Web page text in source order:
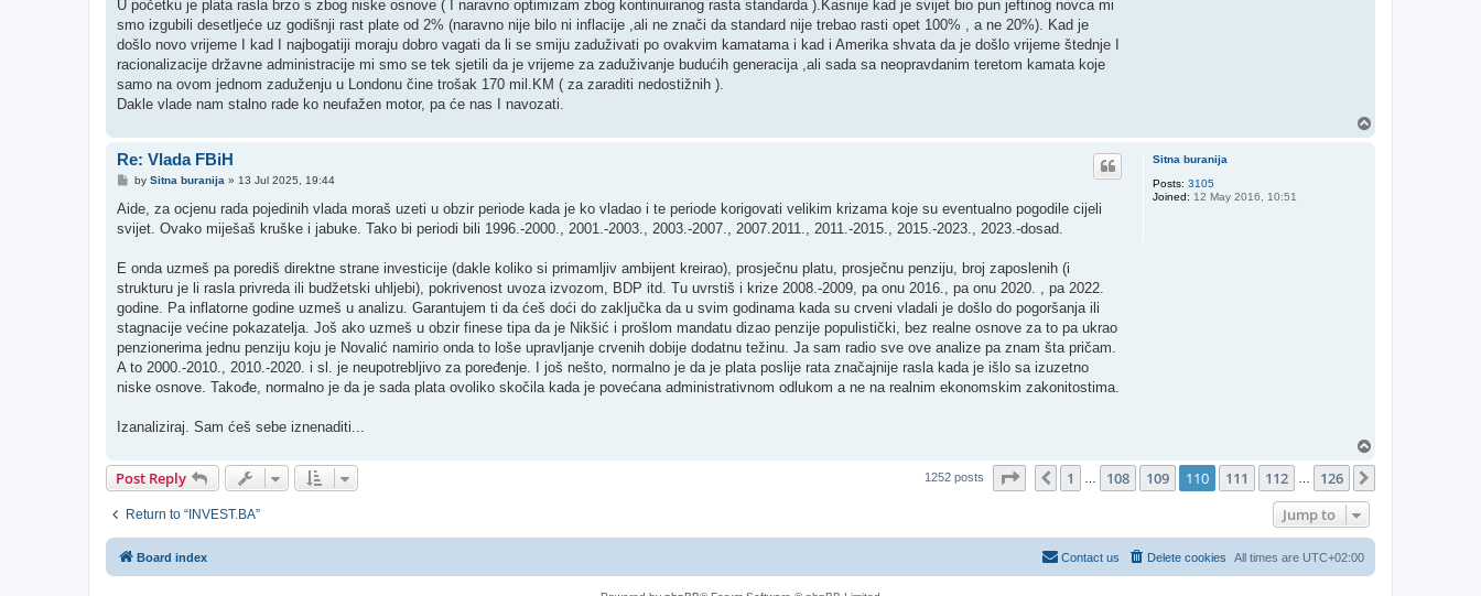
U početku je plata rasla brzo s zbog niske osnove ( I naravno optimizam zbog kontinuiranog rasta standarda ).Kasnije kad je svijet bio pun jeftinog novca mi
smo izgubili desetljeće uz godišnji rast plate od 2% (naravno nije bilo ni inflacije ,ali ne znači da standard nije trebao rasti opet 100% , a ne 20%). Kad je
došlo novo vrijeme I kad I najbogatiji moraju dobro vagati da li se smiju zaduživati po ovakvim kamatama i kad i Amerika shvata da je došlo vrijeme štednje I
racionalizacije državne administracije mi smo se tek sjetili da je vrijeme za zaduživanje budućih generacija ,ali sada sa neopravdanim teretom kamata koje
samo na ovom jednom zaduženju u Londonu čine trošak 170 mil.KM ( za zaraditi nedostižnih ).
Dakle vlade nam stalno rade ko neufažen motor, pa će nas I navozati.
Sitna buranija
Posts: 3105
Joined: 12 May 2016, 10:51
Re: Vlada FBiH
P
s
by Sitna buranija » 13 Jul 2025, 19:44
Aide, za ocjenu rada pojedinih vlada moraš uzeti u obzir periode kada je ko vladao i te periode korigovati velikim krizama koje su eventualno pogodile cijeli
svijet. Ovako miješaš kruške i jabuke. Tako bi periodi bili 1996.-2000., 2001.-2003., 2003.-2007., 2007.2011., 2011.-2015., 2015.-2023., 2023.-dosad.
E onda uzmeš pa porediš direktne strane investicije (dakle koliko si primamljiv ambijent kreirao), prosječnu platu, prosječnu penziju, broj zaposlenih (i
strukturu je li rasla privreda ili budžetski uhljebi), pokrivenost uvoza izvozom, BDP itd. Tu uvrstiš i krize 2008.-2009, pa onu 2016., pa onu 2020. , pa 2022.
godine. Pa inflatorne godine uzmeš u analizu. Garantujem ti da ćeš doći do zaključka da u svim godinama kada su crveni vladali je došlo do pogoršanja ili
stagnacije većine pokazatelja. Još ako uzmeš u obzir finese tipa da je Nikšić i prošlom mandatu dizao penzije populistički, bez realne osnove za to pa ukrao
penzionerima jednu penziju koju je Novalić namirio onda to loše upravljanje crvenih dobije dodatnu težinu. Ja sam radio sve ove analize pa znam šta pričam.
A to 2000.-2010., 2010.-2020. i sl. je neupotrebljivo za poređenje. I još nešto, normalno je da je plata poslije rata značajnije rasla kada je išlo sa izuzetno
niske osnove. Takođe, normalno je da je sada plata ovoliko skočila kada je povećana administrativnom odlukom a ne na realnim ekonomskim zakonitostima.
Izanaliziraj. Sam ćeš sebe iznenaditi...
Post Reply 1252 posts Page 110 of 126
Previous
1 108 109 110 111 112 126
Return to “INVEST.BA” Jump to
Board index All times are UTC+02:00
Delete cookies
Contact us